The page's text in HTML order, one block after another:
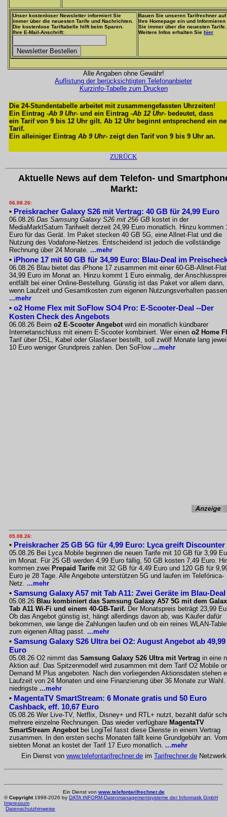
Unser kostenloser Newsletter informiert Sie
immer über die neuesten Tarife und Nachrichten.
Die kostenlose Tariftabelle hilft beim Sparen.
Ihre E-Mail-Anschrift:
Bauen Sie unseren Tarifrechner auf
Ihre Homepage ein und Informieren
Sie immer über die neuesten Tarife.
Weitere Infos erhalten Sie hier
Alle Angaben ohne Gewähr!
Auflistung der berücksichtigten Telefonanbieter
Kurzinfo-Tabelle zum Drucken
Die 24-Stundentabelle arbeitet mit zusammengefassten Uhrzeiten!
Ein Eintrag -Ab 9 Uhr- und ein Eintrag -Ab 12 Uhr- bedeutet, dass
ein Tarif von 9 bis 12 Uhr gilt. Ab 12 Uhr beginnt entsprechend ein
Tarif.
Ein alleiniger Eintrag Ab 9 Uhr- zeigt den Tarif von 9 bis 9 Uhr an.
ZURÜCK
Aktuelle News auf dem Telefon- und
Markt:
06.08.26:
• Preiskracher Galaxy S26 mit Vertrag: 40 GB für 24,99 Euro
06.08.26 Das Samsung Galaxy S26 mit 256 GB kostet in der
MediaMarktSaturn Tarifwelt derzeit 24,99 Euro monatlich. Hinzu kommen
Euro für das Gerät. Im Paket stecken 40 GB 5G, eine Allnet-Flat und die
Nutzung des Vodafone-Netzes. Entscheidend ist jedoch die vollständige
Rechnung über 24 Monate. ...mehr
• iPhone 17 mit 60 GB für 34,99 Euro: Blau-Deal im
06.08.26 Blau bietet das iPhone 17 zusammen mit einer 60-GB-Allnet-
34,99 Euro im Monat an. Hinzu kommt 1 Euro einmalig, der
entfällt bei einer Online-Bestellung. Günstig ist das Paket vor allem dann,
wenn Laufzeit und Gesamtkosten zum eigenen Nutzungsverhalten
...mehr
• o2 Home Flex mit SoFlow SO4 Pro: E-Scooter-Deal --Der
Kosten Check des Angebots
06.08.26 Beim o2 E-Scooter Angebotwird ein monatlich kündbarer
Internetanschluss mit einem E-Scooter kombiniert. Wer einen o2 Home
Tarif über DSL, Kabel oder Glasfaser bestellt, soll zwölf Monate lang
10 Euro weniger Grundpreis zahlen. Den SoFlow ...mehr
05.08.26:
• Preiskracher 25 GB 5G für 4,99 Euro: Lyca greift Discounter
05.08.26 Bei Lyca Mobile beginnen die neuen Tarife mit 10 GB für 3,99
im Monat. Für 25 GB werden 4,99 Euro fällig, 50 GB kosten 7,49 Euro.
kommen zwei Prepaid Tarife mit 32 GB für 4,49 Euro und 120 GB für
Euro je 28 Tage. Alle Angebote unterstützen 5G und laufen im Telefónica-
Netz. ...mehr
• Samsung Galaxy A57 mit Tab A11: Zwei Geräte im Blau-Deal
05.08.26 Blau kombiniert das Samsung Galaxy A57 5G mit dem
Tab A11 Wi-Fi und einem 40-GB-Tarif. Der Monatspreis beträgt 23,99
Ob das Angebot günstig ist, hängt allerdings davon ab, was Käufer dafür
bekommen, wie lange die Zahlungen laufen und ob ein reines WLAN-
zum eigenen Alltag passt. ...mehr
• Samsung Galaxy S26 Ultra bei O2: August Angebot ab 49,99
Euro
05.08.26 O2 nimmt das Samsung Galaxy S26 Ultra mit Vertrag in eine
Aktion auf. Das Spitzenmodell wird zusammen mit dem Tarif O2 Mobile
Demand M Plus angeboten. Nach den vorliegenden Aktionsdaten stehen
Laufzeit von 24 Monaten und eine Finanzierung über 36 Monate zur Wahl.
niedrigste ...mehr
• MagentaTV SmartStream: 6 Monate gratis und 50 Euro
Cashback, eff. 10,67 Euro
05.08.26 Wer Live-TV, Netflix, Disney+ und RTL+ nutzt, bezahlt dafür
mehrere einzelne Rechnungen. Das wieder verfügbare MagentaTV
SmartStream Angebotbei LogiTel fasst diese Dienste in einem Vertrag
zusammen. In den ersten sechs Monaten fällt keine Grundgebühr an. Vom
siebten Monat an kostet der Tarif 17 Euro monatlich. ...mehr
Ein Dienst von www.telefontarifrechner.de im Tarifrechner.de Netzwerk
Ein Dienst von www.telefontarifrechner.de
©Copyright1998-2026 by DATA INFORM-Datenmanagementsysteme der Informatik GmbH
Impressum
Datenschutzhinweise